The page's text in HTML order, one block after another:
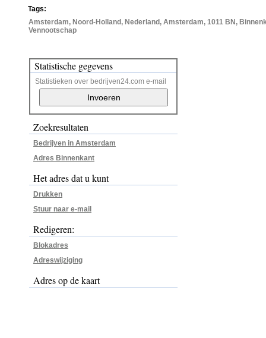
Tags:
Amsterdam, Noord-Holland, Nederland, Amsterdam, 1011 BN,
Vennootschap
Statistische gegevens
Statistieken over bedrijven24.com e-mail
Zoekresultaten
Bedrijven in Amsterdam
Adres Binnenkant
Het adres dat u kunt
Drukken
Stuur naar e-mail
Redigeren:
Blokadres
Adreswijziging
Adres op de kaart